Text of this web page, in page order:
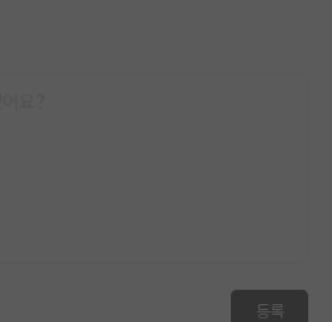
등록